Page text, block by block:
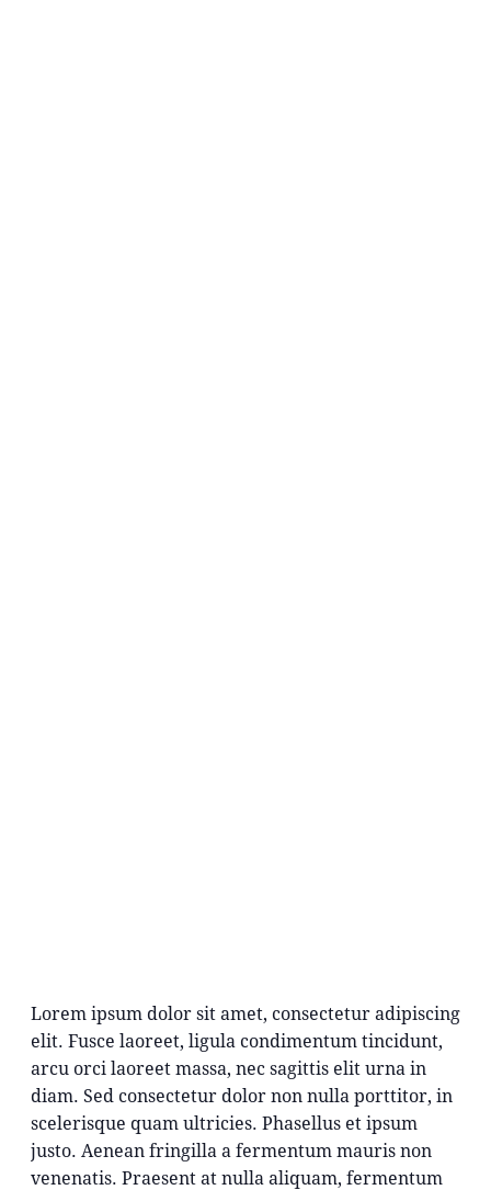
Lorem ipsum dolor sit amet, consectetur adipiscing
elit. Fusce laoreet, ligula condimentum tincidunt,
arcu orci laoreet massa, nec sagittis elit urna in
diam. Sed consectetur dolor non nulla porttitor, in
scelerisque quam ultricies. Phasellus et ipsum
justo. Aenean fringilla a fermentum mauris non
venenatis. Praesent at nulla aliquam, fermentum